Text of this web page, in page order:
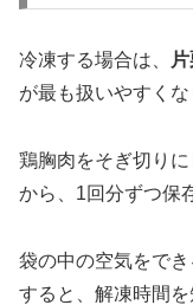
冷凍する場合は、
が最も扱いやすくな
鶏胸肉をそぎ切り
から、1回分ずつ保
袋の中の空気をで
すると、解凍時間を